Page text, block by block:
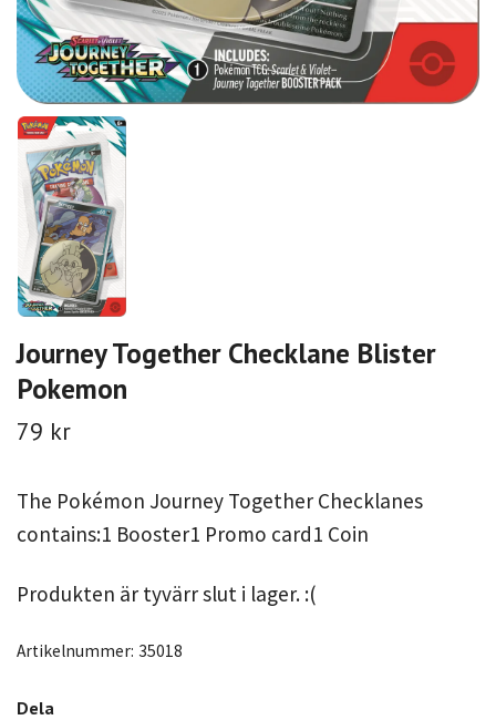
Journey Together Checklane Blister
Pokemon
79 kr
The Pokémon Journey Together Checklanes
contains:1 Booster1 Promo card1 Coin
Produkten är tyvärr slut i lager. :(
Artikelnummer: 35018
Dela